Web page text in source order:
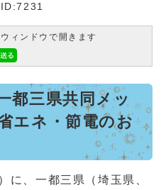
ID:7231
ィンドウで開きます
都三県共同メッ
エネ・節電のお
に、一都三県（埼玉県、